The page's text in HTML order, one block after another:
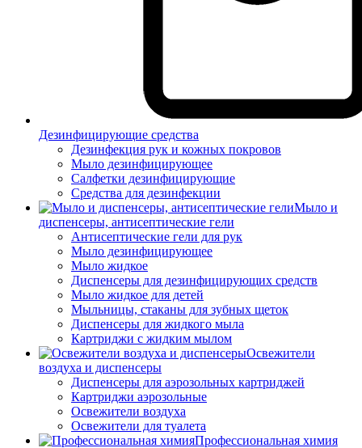
Дезинфицирующие средства
Дезинфекция рук и кожных покровов
Мыло дезинфицирующее
Салфетки дезинфицирующие
Средства для дезинфекции
Мыло и
диспенсеры, антисептические гели
Антисептические гели для рук
Мыло дезинфицирующее
Мыло жидкое
Диспенсеры для дезинфицирующих средств
Мыло жидкое для детей
Мыльницы, стаканы для зубных щеток
Диспенсеры для жидкого мыла
Картриджи с жидким мылом
Освежители
воздуха и диспенсеры
Диспенсеры для аэрозольных картриджей
Картриджи аэрозольные
Освежители воздуха
Освежители для туалета
Профессиональная химия